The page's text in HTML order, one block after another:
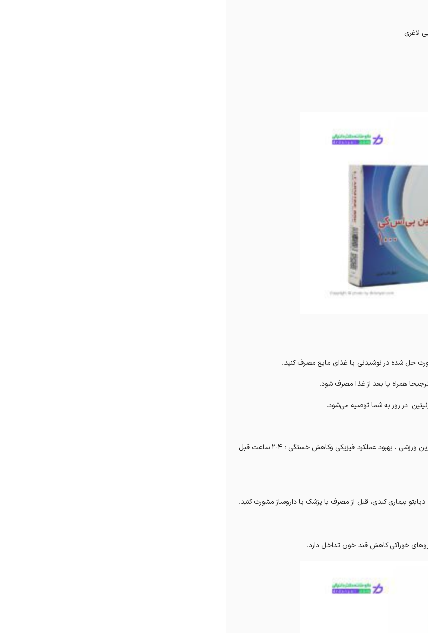
لاغری
حل شده در نوشیدنی یا غذای مایع مصرف کنید.
شما می توانید برای بهبود عضلات ، ترمیم بافت عضلانی ، تقویت توانایی انجام تمرین ورزشی ، بهبود عملکرد فیزیکی وکاهش خستگی ؛ 4-2 ساعت قبل
بیماری کبدی، قبل از مصرف با پزشک یا داروساز مشورت کنید.
خوراکی کاهش قند خون تداخل دارد.